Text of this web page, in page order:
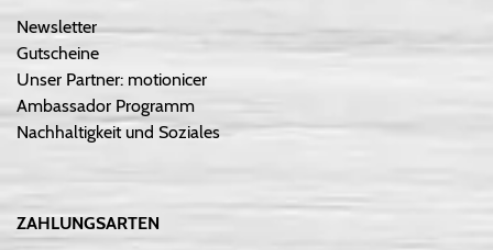
Newsletter
Gutscheine
Unser Partner: motionicer
Ambassador Programm
Nachhaltigkeit und Soziales
ZAHLUNGSARTEN